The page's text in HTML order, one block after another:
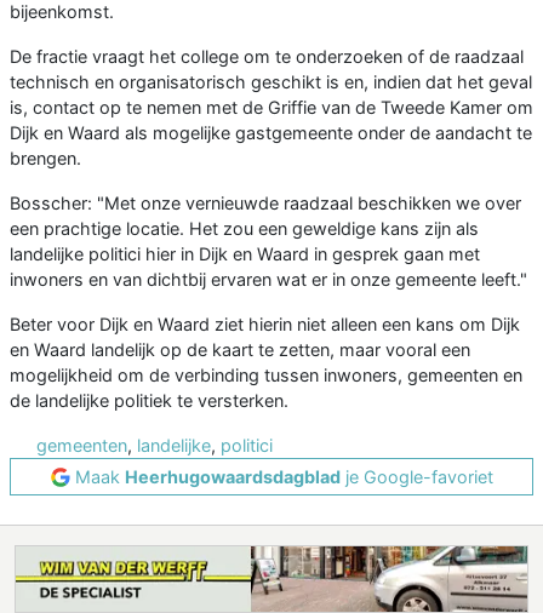
bijeenkomst.
De fractie vraagt het college om te onderzoeken of de raadzaal
technisch en organisatorisch geschikt is en, indien dat het geval
is, contact op te nemen met de Griffie van de Tweede Kamer om
Dijk en Waard als mogelijke gastgemeente onder de aandacht te
brengen.
Bosscher: "Met onze vernieuwde raadzaal beschikken we over
een prachtige locatie. Het zou een geweldige kans zijn als
landelijke politici hier in Dijk en Waard in gesprek gaan met
inwoners en van dichtbij ervaren wat er in onze gemeente leeft."
Beter voor Dijk en Waard ziet hierin niet alleen een kans om Dijk
en Waard landelijk op de kaart te zetten, maar vooral een
mogelijkheid om de verbinding tussen inwoners, gemeenten en
de landelijke politiek te versterken.
gemeenten, landelijke, politici
Maak Heerhugowaardsdagbladje Google-favoriet